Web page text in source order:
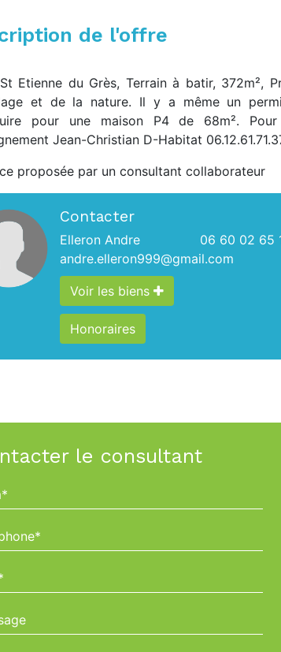
de l'offre
Etienne du Grès, Terrain à batir, 372m²,
et de la nature. Il y a même un
pour une maison P4 de 68m².
Jean-Christian D-Habitat
proposée par un consultant collaborateur
Contacter
Elleron Andre
06 60 02 65
andre.elleron999@gmail.com
Voir les biens
Honoraires
le consultant